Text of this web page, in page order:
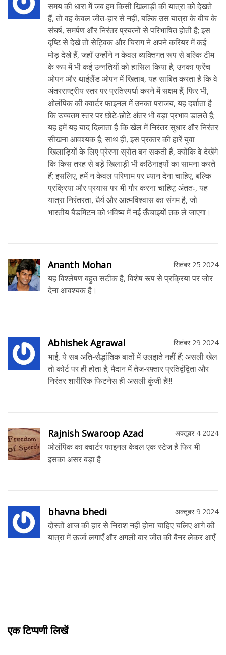
समय की धारा में जब हम किसी खिलाड़ी की यात्रा को देखते
हैं, तो वह केवल जीत-हार से नहीं, बल्कि उस यात्रा के बीच के
संघर्ष, समर्पण और निरंतर प्रयत्नों से परिभाषित होती है; इस
दृष्टि से देखे तो सेट्विक और चिराग ने अपने करियर में कई
मोड़ देखे हैं, जहाँ उन्होंने न केवल व्यक्तिगत रूप से बल्कि टीम
के रूप में भी कई उन्नतियों को हासिल किया है; उनका फ्रेंच
ओपन और थाईलैंड ओपन में खिताब, यह साबित करता है कि वे
अंतरराष्ट्रीय स्तर पर प्रतिस्पर्धा करने में सक्षम हैं; फिर भी,
ओलंपिक की क्वार्टर फाइनल में उनका पराजय, यह दर्शाता है
कि उच्चतम स्तर पर छोटे‑छोटे अंतर भी बड़ा प्रभाव डालते हैं;
यह हमें यह याद दिलाता है कि खेल में निरंतर सुधार और निरंतर
सीखना आवश्यक है; साथ ही, इस प्रकार की हारें युवा
खिलाड़ियों के लिए प्रेरणा स्रोत बन सकती हैं, क्योंकि वे देखेंगे
कि किस तरह से बड़े खिलाड़ी भी कठिनाइयों का सामना करते
हैं; इसलिए, हमें न केवल परिणाम पर ध्यान देना चाहिए, बल्कि
प्रक्रिया और प्रयास पर भी गौर करना चाहिए; अंततः, यह
यात्रा निरंतरता, धैर्य और आत्मविश्वास का संगम है, जो
भारतीय बैडमिंटन को भविष्य में नई ऊँचाइयों तक ले जाएगा।
Ananth Mohan सितंबर 25 2024
यह विश्लेषण बहुत सटीक है, विशेष रूप से प्रक्रिया पर जोर
देना आवश्यक है।
Abhishek Agrawal सितंबर 29 2024
भाई, ये सब अति‑सैद्धांतिक बातों में उलझते नहीं हैं; असली खेल
तो कोर्ट पर ही होता है; मैदान में तेज‑रफ़्तार प्रतिद्वंद्विता और
निरंतर शारीरिक फिटनेस ही असली कुंजी है!!!
Rajnish Swaroop Azad अक्तूबर 4 2024
ओलंपिक का क्वार्टर फाइनल केवल एक स्टेज है फिर भी
इसका असर बड़ा है
bhavna bhedi अक्तूबर 9 2024
दोस्तों आज की हार से निराश नहीं होना चाहिए चलिए आगे की
यात्रा में ऊर्जा लगाएँ और अगली बार जीत की बैनर लेकर आएँ
एक टिप्पणी लिखें